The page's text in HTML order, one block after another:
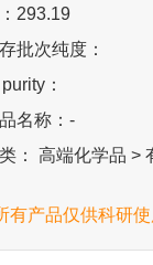
293.19
批次纯度：
：
名称：-
： 高端化学品 >
有产品仅供科研